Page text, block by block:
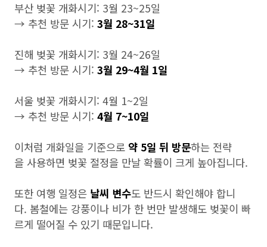
부산 벚꽃 개화시기: 3월 23~25일
→ 추천 방문 시기: 3월 28~31일
진해 벚꽃 개화시기: 3월 24~26일
→ 추천 방문 시기: 3월 29~4월 1일
서울 벚꽃 개화시기: 4월 1~2일
→ 추천 방문 시기: 4월 7~10일
이처럼 개화일을 기준으로 약 5일 뒤 방문하는 전략
을 사용하면 벚꽃 절정을 만날 확률이 크게 높아집니다.
또한 여행 일정은 날씨 변수도 반드시 확인해야 합니
다. 봄철에는 강풍이나 비가 한 번만 발생해도 벚꽃이 빠
르게 떨어질 수 있기 때문입니다.